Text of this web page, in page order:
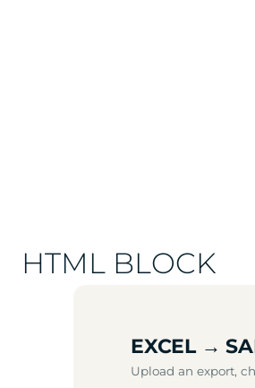
HTML BLOCK
EXCEL →
Upload an export,